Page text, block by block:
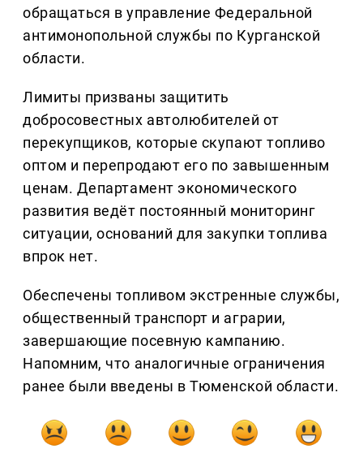
обращаться в управление Федеральной
антимонопольной службы по Курганской
области.
Лимиты призваны защитить
добросовестных автолюбителей от
перекупщиков, которые скупают топливо
оптом и перепродают его по завышенным
ценам. Департамент экономического
развития ведёт постоянный мониторинг
ситуации, оснований для закупки топлива
впрок нет.
Обеспечены топливом экстренные службы,
общественный транспорт и аграрии,
завершающие посевную кампанию.
Напомним, что аналогичные ограничения
ранее были введены в Тюменской области.